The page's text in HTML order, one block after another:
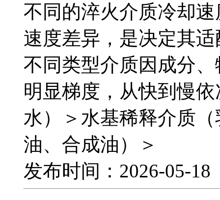
不同的淬火介质冷却
速度差异，是决定其
不同类型介质因成分
明显梯度，从快到慢
水）＞水基稀释介质
油、合成油）＞
发布时间：2026-05-